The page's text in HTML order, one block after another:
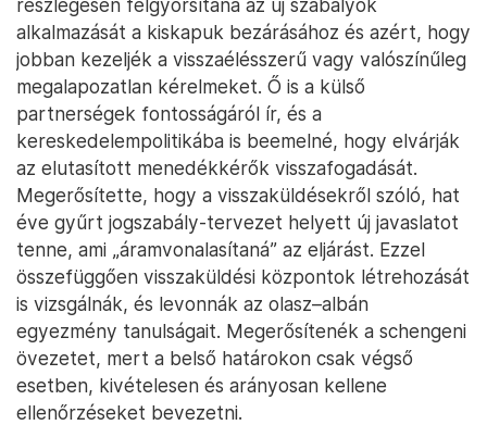
alkalmazását a kiskapuk bezárásához és azért, hogy
jobban kezeljék a visszaélésszerű vagy valószínűleg
megalapozatlan kérelmeket. Ő is a külső
partnerségek fontosságáról ír, és a
kereskedelempolitikába is beemelné, hogy elvárják
az elutasított menedékkérők visszafogadását.
Megerősítette, hogy a visszaküldésekről szóló, hat
éve gyűrt jogszabály-tervezet helyett új javaslatot
tenne, ami „áramvonalasítaná” az eljárást. Ezzel
összefüggően visszaküldési központok létrehozását
is vizsgálnák, és levonnák az olasz–albán
egyezmény tanulságait. Megerősítenék a schengeni
övezetet, mert a belső határokon csak végső
esetben, kivételesen és arányosan kellene
ellenőrzéseket bevezetni.